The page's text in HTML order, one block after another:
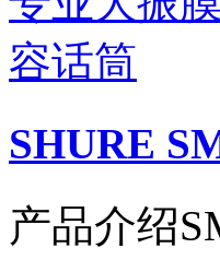
SHURE
产品介绍